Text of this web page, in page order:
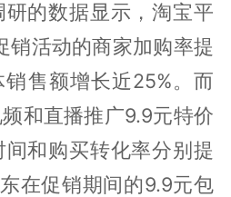
的数据显示，淘宝平
销活动的商家加购率提
售额增长近25%。而
和直播推广9.9元特价
和购买转化率分别提
在促销期间的9.9元包